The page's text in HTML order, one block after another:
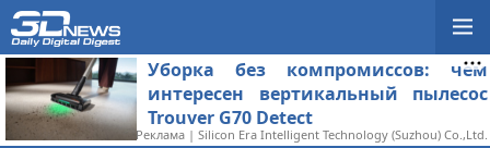
Уборка без компромиссов: чем
интересен вертикальный пылесос
Trouver G70 Detect
Реклама | Silicon Era Intelligent Technology (Suzhou) Co.,Ltd.